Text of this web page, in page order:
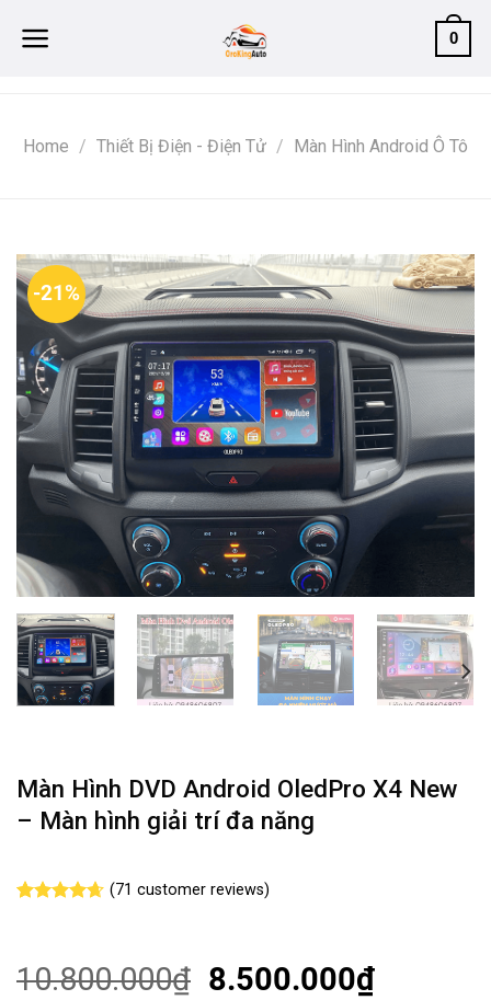
0
Home / Thiết Bị Điện - Điện Tử / Màn Hình Android Ô Tô
-21%
Màn Hình DVD Android OledPro X4 New
– Màn hình giải trí đa năng
customer
ratings
(71 customer reviews)
10.800.000₫ 8.500.000₫